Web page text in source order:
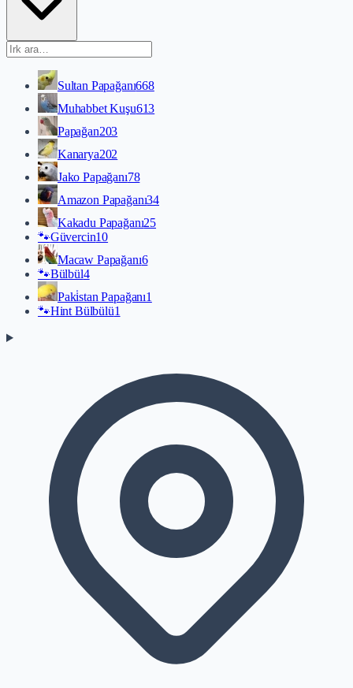
Sultan Papağanı668
Muhabbet Kuşu613
Papağan203
Kanarya202
Jako Papağanı78
Amazon Papağanı34
Kakadu Papağanı25
🐾Güvercin10
Macaw Papağanı6
🐾Bülbül4
Paki̇stan Papağanı1
🐾Hint Bülbülü1